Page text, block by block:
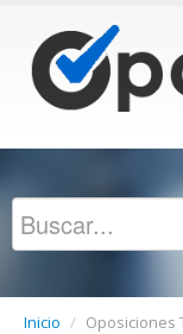
Inicio / Oposiciones